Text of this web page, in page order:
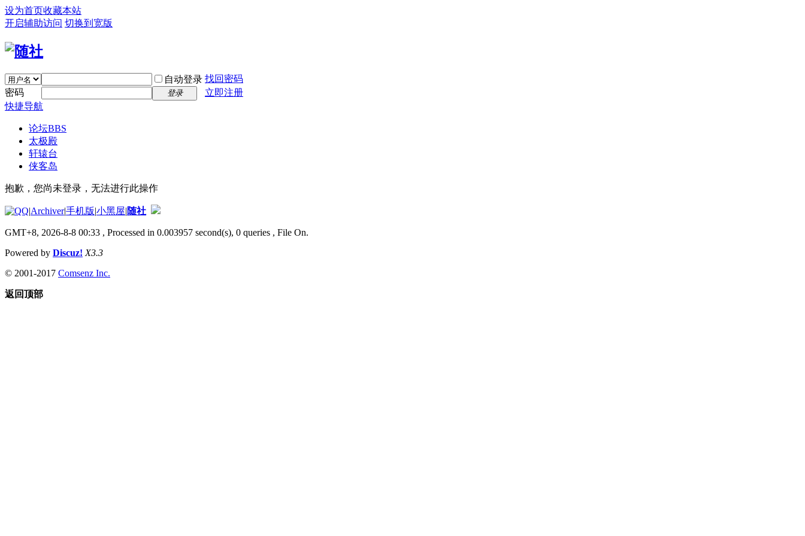
设为首页收藏本站
开启辅助访问 切换到宽版
自动登录 找回密码
密码
登录
立即注册
快捷导航
论坛BBS
太极殿
轩辕台
侠客岛
抱歉，您尚未登录，无法进行此操作
|Archiver|手机版|小黑屋|随社
GMT+8, 2026-8-8 00:33 , Processed in 0.003957 second(s), 0 queries , File On.
Powered by Discuz! X3.3
© 2001-2017 Comsenz Inc.
返回顶部